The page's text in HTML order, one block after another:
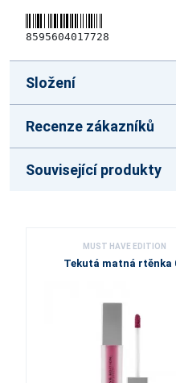
8595604017728
Složení
Recenze zákazníků
Související produkty
MUST HAVE EDITION
Tekutá matná rtěnka